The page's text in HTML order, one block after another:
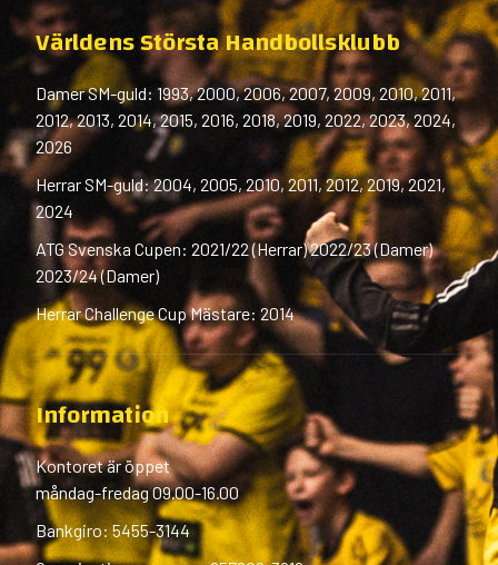
Världens Största Handbollsklubb
Damer SM-guld: 1993, 2000, 2006, 2007, 2009, 2010, 2011,
2012, 2013, 2014, 2015, 2016, 2018, 2019, 2022, 2023, 2024,
2026
Herrar SM-guld: 2004, 2005, 2010, 2011, 2012, 2019, 2021,
2024
ATG Svenska Cupen: 2021/22 (Herrar) 2022/23 (Damer)
2023/24 (Damer)
Herrar Challenge Cup Mästare: 2014
Information
Kontoret är öppet
måndag-fredag 09.00-16.00
Bankgiro: 5455-3144